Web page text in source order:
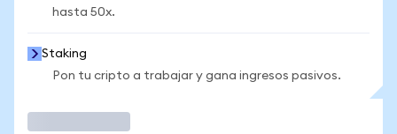
hasta 50x.
Staking
Pon tu cripto a trabajar y gana ingresos pasivos.